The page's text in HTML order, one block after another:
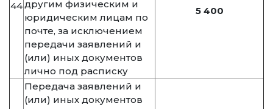
44другим физическим и
юридическим лицам по
почте, за исключением
передачи заявлений и
(или) иных документов
лично под расписку
5 400
Передача заявлений и
(или) иных документов